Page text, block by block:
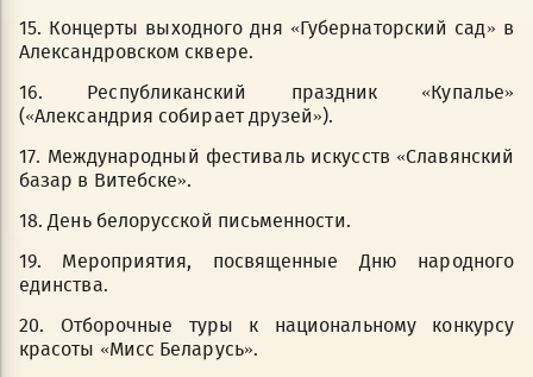
15. Концерты выходного дня «Губернаторский сад» в
Александровском сквере.
16. Республиканский праздник «Купалье»
(«Александрия собирает друзей»).
17. Международный фестиваль искусств «Славянский
базар в Витебске».
18. День белорусской письменности.
19. Мероприятия, посвященные Дню народного
единства.
20. Отборочные туры к национальному конкурсу
красоты «Мисс Беларусь».